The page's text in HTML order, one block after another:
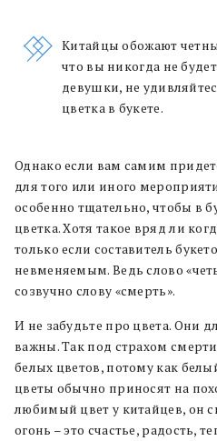
Китайцы обожают
что вы никогда не
девушки, не
цветка в букете.
Однако если вам самим
для того или иного
особенно тщательно, чтобы в
цветка. Хотя такое вряд ли
только если составитель
невменяемым. Ведь слово
созвучно слову «смерть».
И не забудьте про цвета. Они
важны. Так под страхом
белых цветов, потому как
цветы обычно приносят на
любимый цвет у китайцев, он
огонь – это счастье, радость,